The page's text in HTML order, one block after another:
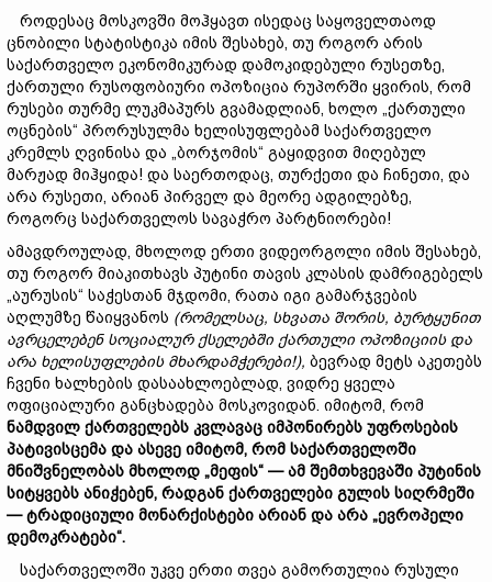
როდესაც მოსკოვში მოჰყავთ ისედაც საყოველთაოდ
ცნობილი სტატისტიკა იმის შესახებ, თუ როგორ არის
საქართველო ეკონომიკურად დამოკიდებული რუსეთზე,
ქართული რუსოფობიური ოპოზიცია რუპორში ყვირის, რომ
რუსები თურმე ლუკმაპურს გვამადლიან, ხოლო „ქართული
ოცნების“ პრორუსულმა ხელისუფლებამ საქართველო
კრემლს ღვინისა და „ბორჯომის“ გაყიდვით მიღებულ
მარჟად მიჰყიდა! და საერთოდაც, თურქეთი და ჩინეთი, და
არა რუსეთი, არიან პირველ და მეორე ადგილებზე,
როგორც საქართველოს სავაჭრო პარტნიორები!
ამავდროულად, მხოლოდ ერთი ვიდეორგოლი იმის შესახებ,
თუ როგორ მიაკითხავს პუტინი თავის კლასის დამრიგებელს
„აურუსის“ საჭესთან მჯდომი, რათა იგი გამარჯვების
აღლუმზე წაიყვანოს (რომელსაც, სხვათა შორის, ბურტყუნით
ავრცელებენ სოციალურ ქსელებში ქართული ოპოზიციის და
არა ხელისუფლების მხარდამჭერები!), ბევრად მეტს აკეთებს
ჩვენი ხალხების დასაახლოებლად, ვიდრე ყველა
ოფიციალური განცხადება მოსკოვიდან. იმიტომ, რომ
ნამდვილ ქართველებს კვლავაც იმპონირებს უფროსების
პატივისცემა და ასევე იმიტომ, რომ საქართველოში
მნიშვნელობას მხოლოდ „მეფის“ —ამ შემთხვევაში პუტინის
სიტყვებს ანიჭებენ, რადგან ქართველები გულის სიღრმეში
—ტრადიციული მონარქისტები არიან და არა „ევროპელი
დემოკრატები“.
საქართველოში უკვე ერთი თვეა გამორთულია რუსული